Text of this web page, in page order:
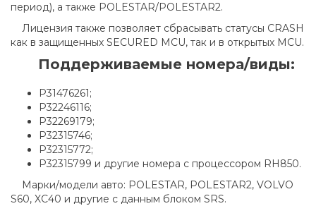
период), а также POLESTAR/POLESTAR2.
Лицензия также позволяет сбрасывать статусы CRASH
как в защищенных SECURED MCU, так и в открытых MCU.
Поддерживаемые номера/виды:
P31476261;
P32246116;
P32269179;
P32315746;
P32315772;
P32315799 и другие номера с процессором RH850.
Марки/модели авто: POLESTAR, POLESTAR2, VOLVO
S60, XC40 и другие с данным блоком SRS.